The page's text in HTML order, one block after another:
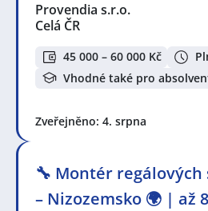
Provendia s.r.o.
Celá ČR
45 000 – 60 000 Kč
Vhodné také pro
Zveřejněno: 4. srpna
🔧 Montér regálových
– Nizozemsko 🌍 | až